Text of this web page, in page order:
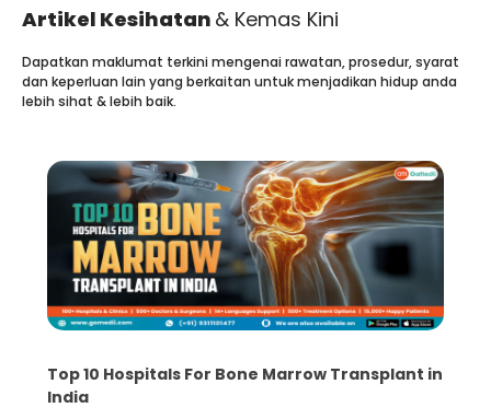
Artikel Kesihatan & Kemas Kini
Dapatkan maklumat terkini mengenai rawatan, prosedur, syarat
dan keperluan lain yang berkaitan untuk menjadikan hidup anda
lebih sihat & lebih baik.
Top 10 Hospitals For Bone Marrow Transplant in
India